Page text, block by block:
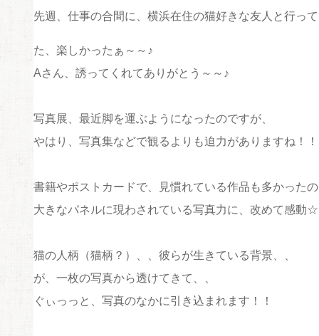
先週、仕事の合間に、横浜在住の猫好きな友人と行っ
た、楽しかったぁ～～♪
Aさん、誘ってくれてありがとう～～♪
写真展、最近脚を運ぶようになったのですが、
やはり、写真集などで観るよりも迫力がありますね！！
書籍やポストカードで、見慣れている作品も多かった
大きなパネルに現わされている写真力に、改めて感動☆
猫の人柄（猫柄？）、、彼らが生きている背景、、
が、一枚の写真から透けてきて、、
ぐぃっっと、写真のなかに引き込まれます！！